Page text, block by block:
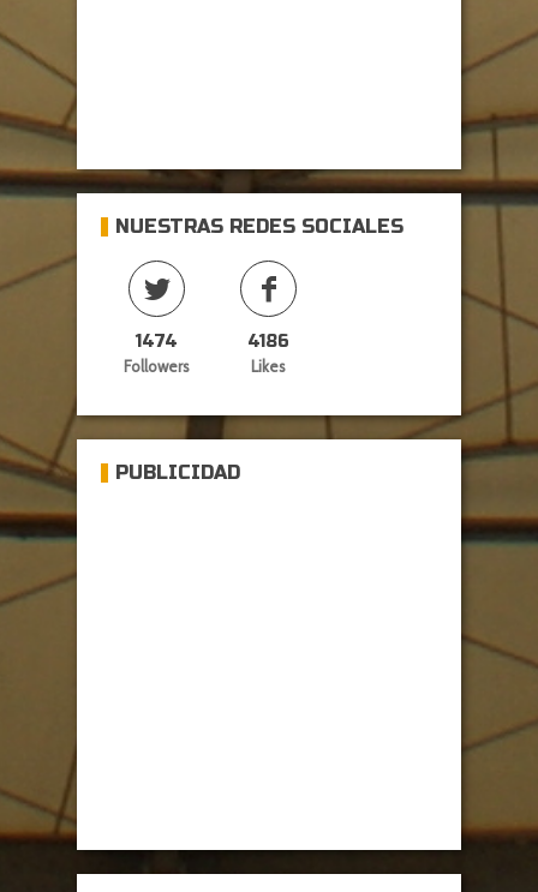
NUESTRAS REDES SOCIALES
1474
Followers
4186
Likes
PUBLICIDAD